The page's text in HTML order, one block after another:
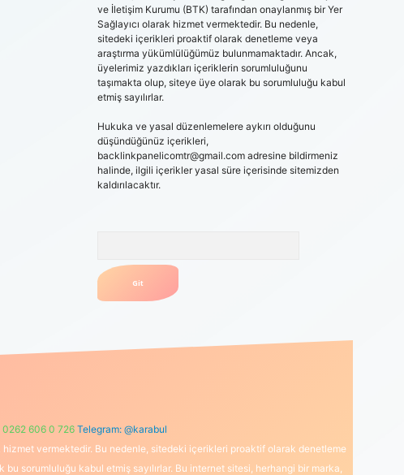
ve İletişim Kurumu (BTK) tarafından onaylanmış bir Yer
Sağlayıcı olarak hizmet vermektedir. Bu nedenle,
sitedeki içerikleri proaktif olarak denetleme veya
araştırma yükümlülüğümüz bulunmamaktadır. Ancak,
üyelerimiz yazdıkları içeriklerin sorumluluğunu
taşımakta olup, siteye üye olarak bu sorumluluğu kabul
etmiş sayılırlar.
Hukuka ve yasal düzenlemelere aykırı olduğunu
düşündüğünüz içerikleri,
backlinkpanelicomtr@gmail.comadresine bildirmeniz
halinde, ilgili içerikler yasal süre içerisinde sitemizden
kaldırılacaktır.
0262 606 0 726 Telegram: @karabul
hizmet vermektedir. Bu nedenle, sitedeki içerikleri proaktif olarak denetleme
sorumluluğu kabul etmiş sayılırlar. Bu internet sitesi, herhangi bir marka,